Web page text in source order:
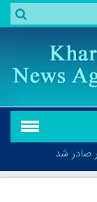
صادر شد